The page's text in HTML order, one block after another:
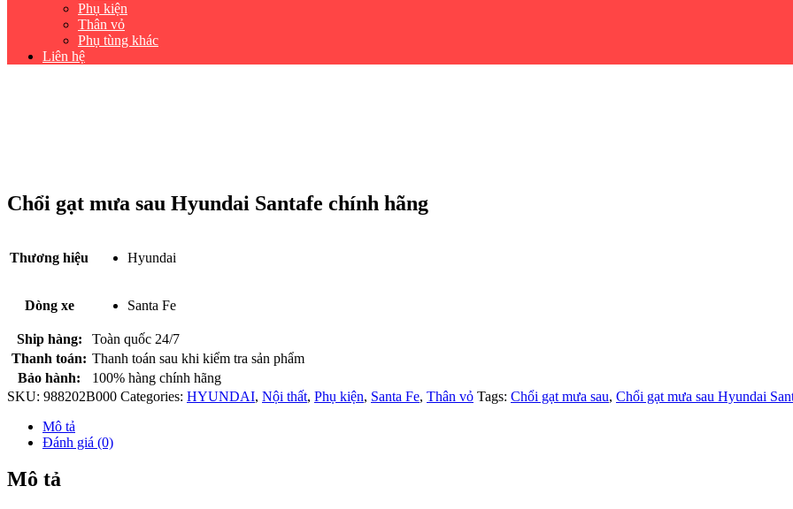
Phụ kiện
Thân vỏ
Phụ tùng khác
Liên hệ
Chổi gạt mưa sau Hyundai Santafe chính hãng
Thương hiệu Hyundai
Dòng xe Santa Fe
Ship hàng:
Toàn quốc 24/7
Thanh toán: Thanh toán sau khi kiểm tra sản phẩm
Bảo hành:
100% hàng chính hãng
SKU: 988202B000 Categories: HYUNDAI, Nội thất, Phụ kiện, Santa Fe, Thân vỏ Tags: Chổi gạt mưa sau, Chổi gạt mưa sau Hyundai
Mô tả
Đánh giá (0)
Mô tả